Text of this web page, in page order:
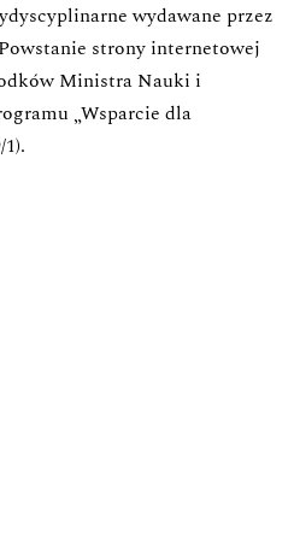
wydawane przez
Powstanie strony internetowej
Ministra Nauki i
„Wsparcie dla